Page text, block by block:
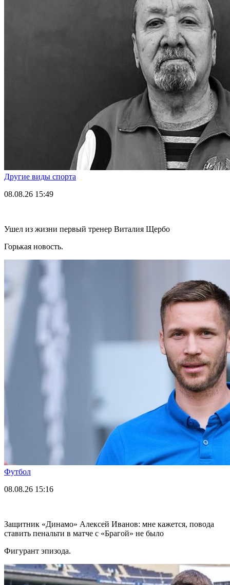
Другие виды спорта
08.08.26 15:49
Ушел из жизни первый тренер Виталия Щербо
Горькая новость.
Футбол
08.08.26 15:16
Защитник «Динамо» Алексей Иванов: мне кажется, повода
ставить пенальти в матче с «Брагой» не было
Фигурант эпизода.